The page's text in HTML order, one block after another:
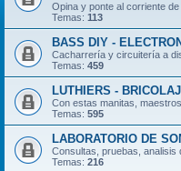
Opina y ponte al corriente de
Temas: 113
BASS DIY -
Cacharrería y circuitería a
Temas: 459
LUTHIERS -
Con estas manitas,
Temas: 595
LABORATORIO DE
Consultas, pruebas, analisis
Temas: 216